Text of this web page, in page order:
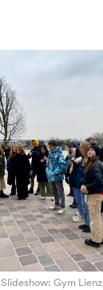
Slideshow: Gym Lienz